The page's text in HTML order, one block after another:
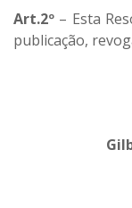
Art.2º – Esta
publicação,